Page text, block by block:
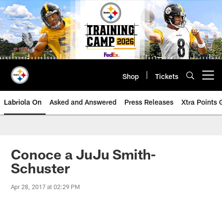
Skip
to
main
content
Shop Tickets
Labriola On Asked and Answered Press Releases Xtra Points
Conoce a JuJu Smith-
Schuster
Apr 28, 2017 at 02:29 PM